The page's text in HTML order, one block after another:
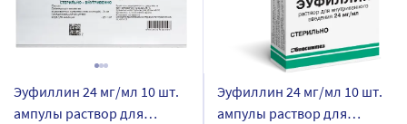
Эуфиллин 24 мг/мл 10 шт.
ампулы раствор для
Эуфиллин 24 мг/мл 10 шт.
ампулы раствор для